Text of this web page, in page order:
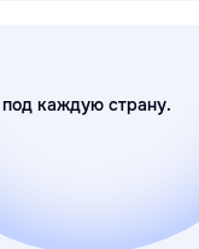
каждую страну.